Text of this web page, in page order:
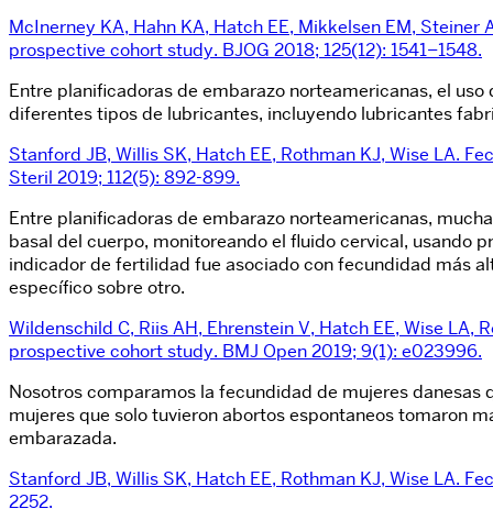
McInerney KA, Hahn KA, Hatch EE, Mikkelsen EM,
prospective cohort study. BJOG 2018; 125(12): 1541–1548.
Entre planificadoras de embarazo norteamericanas, el
diferentes tipos de lubricantes, incluyendo lubricantes
Stanford JB, Willis SK, Hatch EE, Rothman KJ, Wise LA.
Steril 2019; 112(5): 892-899.
Entre planificadoras de embarazo norteamericanas,
basal del cuerpo, monitoreando el fluido cervical, usando
indicador de fertilidad fue asociado con fecundidad más
específico sobre otro.
Wildenschild C, Riis AH, Ehrenstein V, Hatch EE, Wise
prospective cohort study. BMJ Open 2019; 9(1): e023996.
Nosotros comparamos la fecundidad de mujeres
mujeres que solo tuvieron abortos espontaneos tomaron
embarazada.
Stanford JB, Willis SK, Hatch EE, Rothman KJ, Wise LA.
2252.